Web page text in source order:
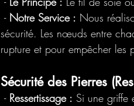
- Notre Service : Nous
sécurité. Les nœuds entre
rupture et pour empêcher les
Sécurité des Pierres
- Ressertissage : Si une griffe